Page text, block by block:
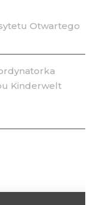
Otwartego
Kinderwelt